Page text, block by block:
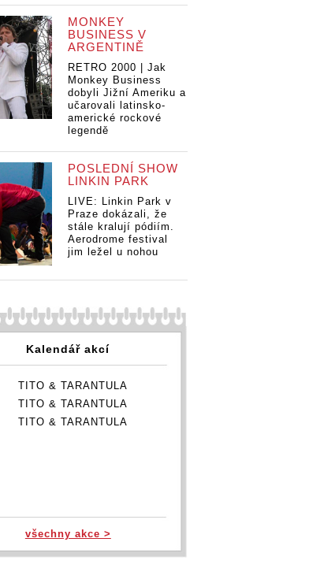
MONKEY
BUSINESS V
ARGENTINĚ
RETRO 2000 | Jak
Monkey Business
dobyli Jižní Ameriku a
učarovali latinsko-
americké rockové
legendě
POSLEDNÍ SHOW
LINKIN PARK
LIVE: Linkin Park v
Praze dokázali, že
stále kralují pódiím.
Aerodrome festival
jim ležel u nohou
Kalendář akcí
TITO & TARANTULA
TITO & TARANTULA
TITO & TARANTULA
všechny akce >